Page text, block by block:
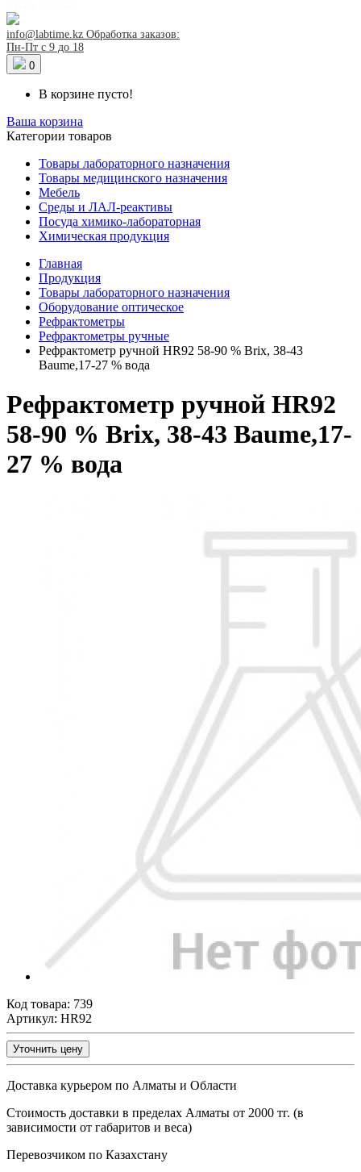
info@labtime.kz Обработка заказов:
Пн-Пт с 9 до 18
0
В корзине пусто!
Ваша корзина
Категории товаров
Товары лабораторного назначения
Товары медицинского назначения
Мебель
Среды и ЛАЛ-реактивы
Посуда химико-лабораторная
Химическая продукция
Главная
Продукция
Товары лабораторного назначения
Оборудование оптическое
Рефрактометры
Рефрактометры ручные
Рефрактометр ручной HR92 58-90 % Brix, 38-43
Baume,17-27 % вода
Рефрактометр ручной HR92
58-90 % Brix, 38-43 Baume,17-
27 % вода
Код товара: 739
Артикул: HR92
Уточнить цену
Доставка курьером по Алматы и Области
Стоимость доставки в пределах Алматы от 2000 тг. (в
зависимости от габаритов и веса)
Перевозчиком по Казахстану